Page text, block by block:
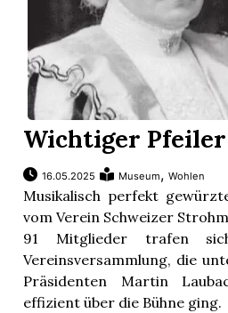
Wichtiger
16.05.2025 Museum,Wohlen
Musikalisch perfekt
vom Verein Schweizer
91 Mitglieder trafen
Vereinsversammlung, die
Präsidenten Martin
effizient über die Bühne ging.